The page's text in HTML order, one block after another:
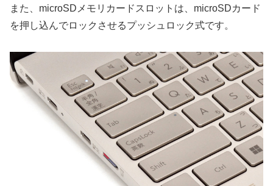
また、microSDメモリカードスロットは、microSDカード
を押し込んでロックさせるプッシュロック式です。